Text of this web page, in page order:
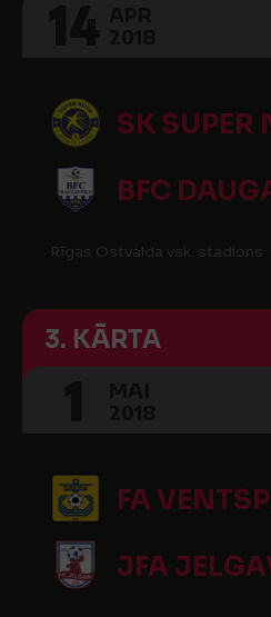
SK SUPER
BFC
Rīgas Ostvalda vsk. stadions
3. KĀRTA
FA
JFA